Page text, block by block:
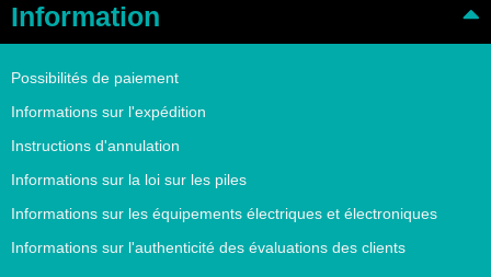
Information
Possibilités de paiement
Informations sur l'expédition
Instructions d'annulation
Informations sur la loi sur les piles
Informations sur les équipements électriques et électroniques
Informations sur l'authenticité des évaluations des clients